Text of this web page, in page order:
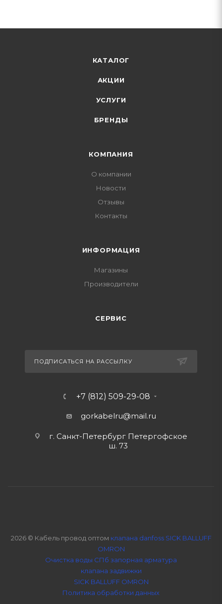
КАТАЛОГ
АКЦИИ
УСЛУГИ
БРЕНДЫ
КОМПАНИЯ
О компании
Новости
Отзывы
Контакты
ИНФОРМАЦИЯ
Магазины
Производители
СЕРВИС
ПОДПИСАТЬСЯ НА РАССЫЛКУ
+7 (812) 509-29-08
gorkabelru@mail.ru
г. Санкт-Петербург Петергофское
ш. 73
2026 © Кабель провод оптом клапана danfoss SICK BALLUFF
OMRON
Очистка воды СПб запорная арматура
клапана задвижки
SICK BALLUFF OMRON
Политика обработки данных